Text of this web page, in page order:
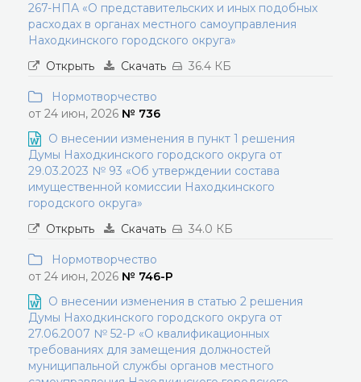
267-НПА «О представительских и иных подобных
расходах в органах местного самоуправления
Находкинского городского округа»
Открыть
Скачать 36.4 КБ
Нормотворчество
от 24 июн, 2026 № 736
О внесении изменения в пункт 1 решения
Думы Находкинского городского округа от
29.03.2023 № 93 «Об утверждении состава
имущественной комиссии Находкинского
городского округа»
Открыть
Скачать 34.0 КБ
Нормотворчество
от 24 июн, 2026 № 746-Р
О внесении изменения в статью 2 решения
Думы Находкинского городского округа от
27.06.2007 № 52-Р «О квалификационных
требованиях для замещения должностей
муниципальной службы органов местного